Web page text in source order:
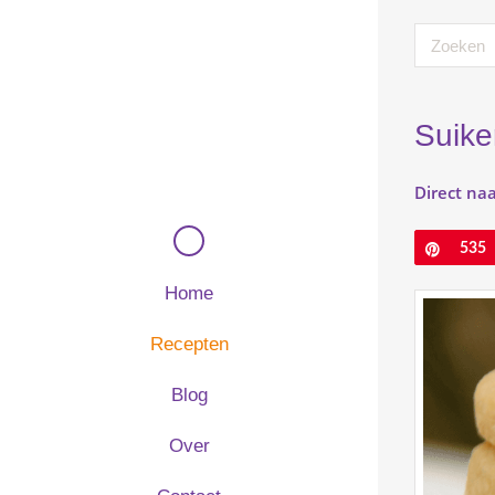
Home
Recepten
Blog
Over
Direct
Pin
535